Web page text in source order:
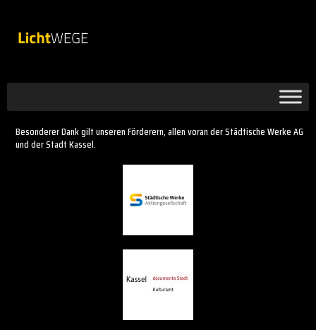
Besonderer Dank gilt unseren Förderern, allen voran der Städtische Werke AG
und der Stadt Kassel.